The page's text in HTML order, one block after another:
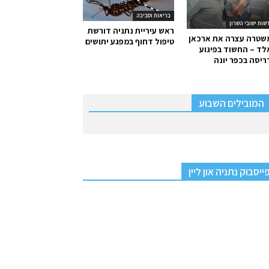
בריאות וסביבה
ראש עיריית נתניה דורשת
טיפול דחוף במפגע יתושים
ישובי השרון
עצרה את ארכאן
– החשוד בפיגוע
בכפר יונה
המובילים השבוע
פייסבוק נתניה און ליין